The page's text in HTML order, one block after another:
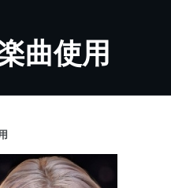
曲使用